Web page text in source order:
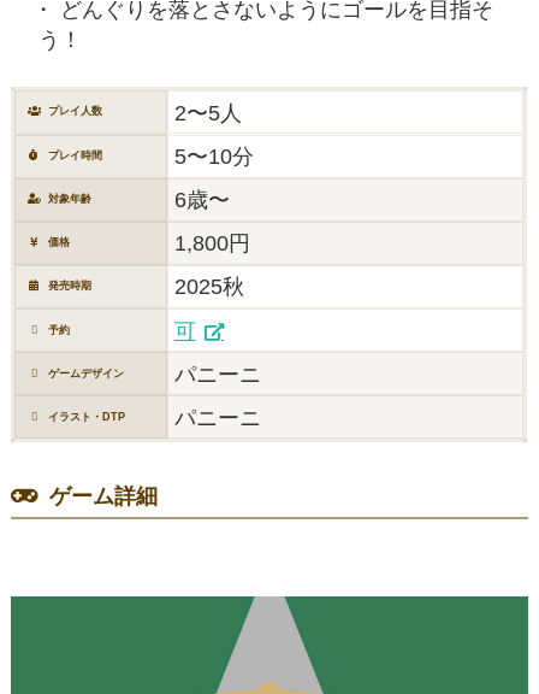
どんぐりを落とさないようにゴールを目指そ
う！
プレイ人数 2〜5人
プレイ時間 5〜10分
対象年齢 6歳〜
価格 1,800円
発売時期 2025秋
予約 可
ゲームデザイン パニーニ
イラスト・DTP パニーニ
ゲーム詳細